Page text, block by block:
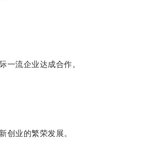
流企业达成合作。
业的繁荣发展。